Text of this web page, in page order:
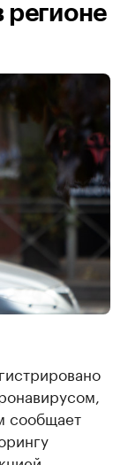
регионе
сообщает